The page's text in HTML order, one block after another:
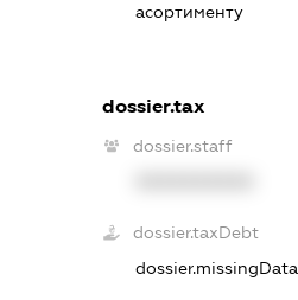
асортименту
dossier.tax
dossier.staff
dossier.taxDebt
dossier.missingData